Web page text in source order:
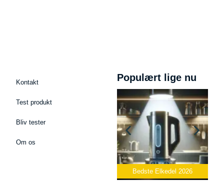
Kontakt
Test produkt
Bliv tester
Om os
Populært lige nu
Bedste Elkedel 2026